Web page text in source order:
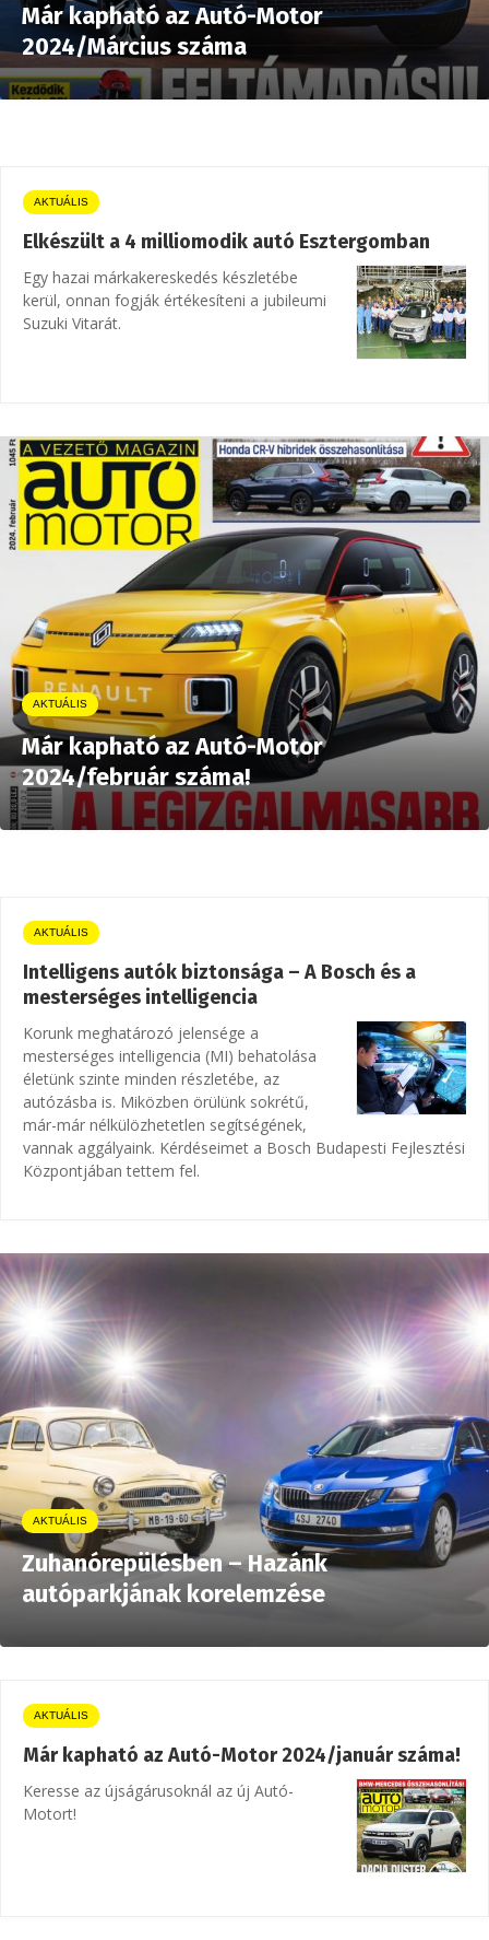
Már kapható az Autó-Motor
2024/Március száma
AKTUÁLIS
Elkészült a 4 milliomodik autó Esztergomban
Egy hazai márkakereskedés készletébe
kerül, onnan fogják értékesíteni a jubileumi
Suzuki Vitarát.
AKTUÁLIS
Már kapható az Autó-Motor
2024/február száma!
AKTUÁLIS
Intelligens autók biztonsága – A Bosch és a
mesterséges intelligencia
Korunk meghatározó jelensége a
mesterséges intelligencia (MI) behatolása
életünk szinte minden részletébe, az
autózásba is. Miközben örülünk sokrétű,
már-már nélkülözhetetlen segítségének,
vannak aggályaink. Kérdéseimet a Bosch Budapesti Fejlesztési
Központjában tettem fel.
AKTUÁLIS
Zuhanórepülésben – Hazánk
autóparkjának korelemzése
AKTUÁLIS
Már kapható az Autó-Motor 2024/január száma!
Keresse az újságárusoknál az új Autó-
Motort!